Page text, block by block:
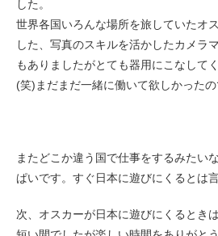
した。
世界各国いろんな場所を旅していたオ
した、写真のスキルを活かしたカメラ
もありましたがとても器用にこなして
(笑)まだまだ一緒に働いて欲しかった
またどこか違う国で仕事をするみたい
ぱいです。すぐ日本に遊びにくるとは
次、オスカーが日本に遊びにくるとき